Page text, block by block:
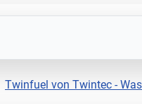
Twinfuel von Twintec -